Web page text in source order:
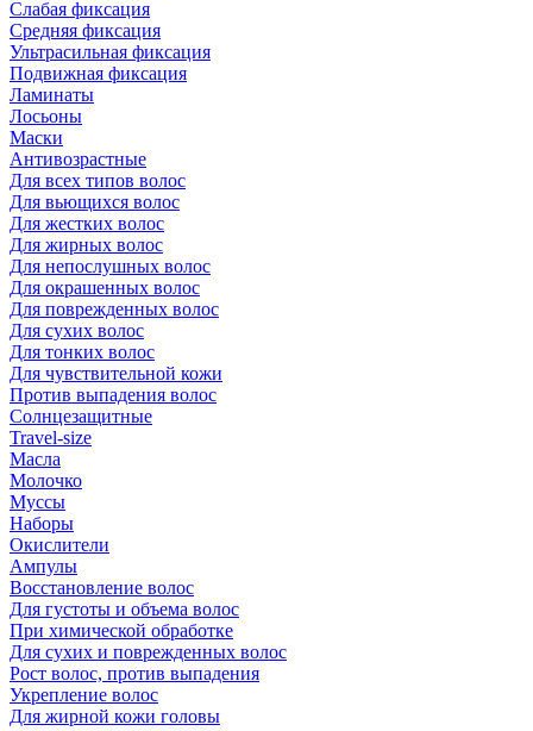
Слабая фиксация
Средняя фиксация
Ультрасильная фиксация
Подвижная фиксация
Ламинаты
Лосьоны
Маски
Антивозрастные
Для всех типов волос
Для вьющихся волос
Для жестких волос
Для жирных волос
Для непослушных волос
Для окрашенных волос
Для поврежденных волос
Для сухих волос
Для тонких волос
Для чувствительной кожи
Против выпадения волос
Солнцезащитные
Travel-size
Масла
Молочко
Муссы
Наборы
Окислители
Ампулы
Восстановление волос
Для густоты и объема волос
При химической обработке
Для сухих и поврежденных волос
Рост волос, против выпадения
Укрепление волос
Для жирной кожи головы